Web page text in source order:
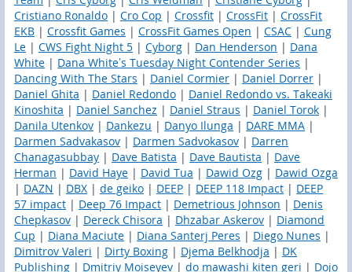
Cristiano Ronaldo | Cro Cop | Crossfit | CrossFit | CrossFit
EKB | Crossfit Games | CrossFit Games Open | CSAC | Cung
Le | CWS Fight Night 5 | Cyborg | Dan Henderson | Dana
White | Dana White’s Tuesday Night Contender Series |
Dancing With The Stars | Daniel Cormier | Daniel Dorrer |
Daniel Ghita | Daniel Redondo | Daniel Redondo vs. Takeaki
Kinoshita | Daniel Sanchez | Daniel Straus | Daniel Torok |
Danila Utenkov | Dankezu | Danyo Ilunga | DARE MMA |
Darmen Sadvakasov | Darmen Sadvokasov | Darren
Chanagasubbay | Dave Batista | Dave Bautista | Dave
Herman | David Haye | David Tua | Dawid Ozg | Dawid Ozga
| DAZN | DBX | de geiko | DEEP | DEEP 118 Impact | DEEP
57 impact | Deep 76 Impact | Demetrious Johnson | Denis
Chepkasov | Dereck Chisora | Dhzabar Askerov | Diamond
Cup | Diana Maciute | Diana Santerj Peres | Diego Nunes |
Dimitrov Valeri | Dirty Boxing | Djema Belkhodja | DK
Publishing | Dmitriy Moiseyev | do mawashi kiten geri | Dojo